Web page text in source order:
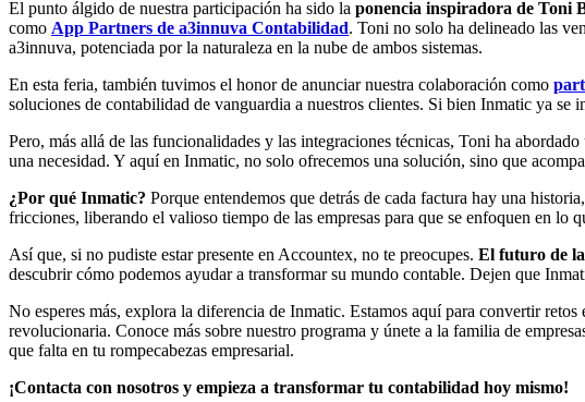
El punto álgido de nuestra participación ha sido la ponencia inspiradora de Toni
como App Partners de a3innuva Contabilidad. Toni no solo ha delineado las
a3innuva, potenciada por la naturaleza en la nube de ambos sistemas.
En esta feria, también tuvimos el honor de anunciar nuestra colaboración como
soluciones de contabilidad de vanguardia a nuestros clientes. Si bien Inmatic ya se
Pero, más allá de las funcionalidades y las integraciones técnicas, Toni ha
una necesidad. Y aquí en Inmatic, no solo ofrecemos una solución, sino que
¿Por qué Inmatic? Porque entendemos que detrás de cada factura hay una
fricciones, liberando el valioso tiempo de las empresas para que se enfoquen en lo
Así que, si no pudiste estar presente en Accountex, no te preocupes. El futuro de
descubrir cómo podemos ayudar a transformar su mundo contable. Dejen que
No esperes más, explora la diferencia de Inmatic. Estamos aquí para convertir
revolucionaria. Conoce más sobre nuestro programa y únete a la familia de
que falta en tu rompecabezas empresarial.
¡Contacta con nosotros y empieza a transformar tu contabilidad hoy mismo!